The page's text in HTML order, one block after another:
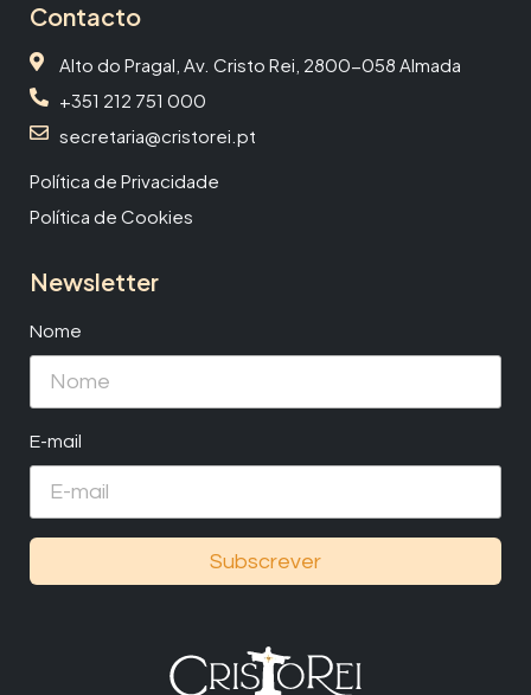
Contacto
Alto do Pragal, Av. Cristo Rei, 2800-058 Almada
+351 212 751 000
secretaria@cristorei.pt
Política de Privacidade
Política de Cookies
Newsletter
Nome
E-mail
Subscrever